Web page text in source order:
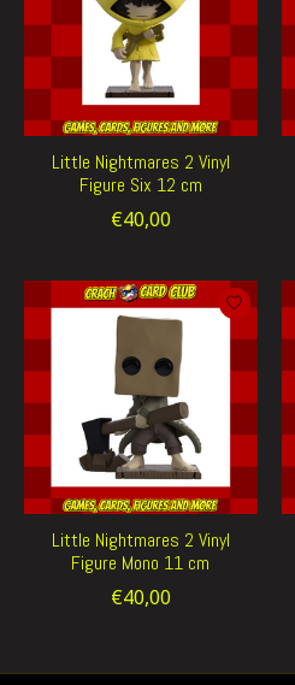
Little Nightmares 2 Vinyl
Figure Six 12 cm
€40,00
Little Nightmares 2 Vinyl
Figure Mono 11 cm
€40,00